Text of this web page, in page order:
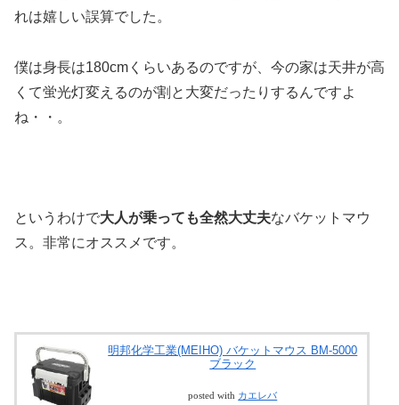
れは嬉しい誤算でした。
僕は身長は180cmくらいあるのですが、今の家は天井が高
くて蛍光灯変えるのが割と大変だったりするんですよ
ね・・。
というわけで大人が乗っても全然大丈夫なバケットマウ
ス。非常にオススメです。
明邦化学工業(MEIHO) バケットマウス BM-5000
ブラック
posted with カエレバ